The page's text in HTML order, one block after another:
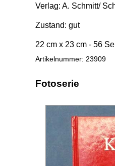
Verlag: A. Schmitt/
Zustand: gut
22 cm x 23 cm - 56
Artikelnummer: 23909
Fotoserie